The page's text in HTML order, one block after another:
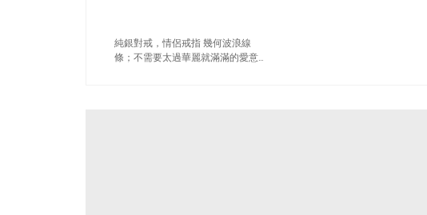
純銀對戒，情侶戒指 幾何波浪線
條；不需要太過華麗就滿滿的愛意